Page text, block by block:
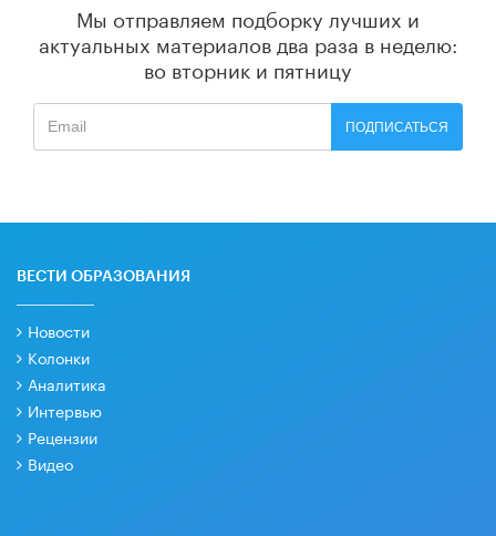
Мы отправляем подборку лучших и
актуальных материалов два раза в неделю:
во вторник и пятницу
ПОДПИСАТЬСЯ
ВЕСТИ ОБРАЗОВАНИЯ
Новости
Колонки
Аналитика
Интервью
Рецензии
Видео